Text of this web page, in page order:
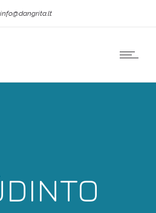
info@dangrita.lt